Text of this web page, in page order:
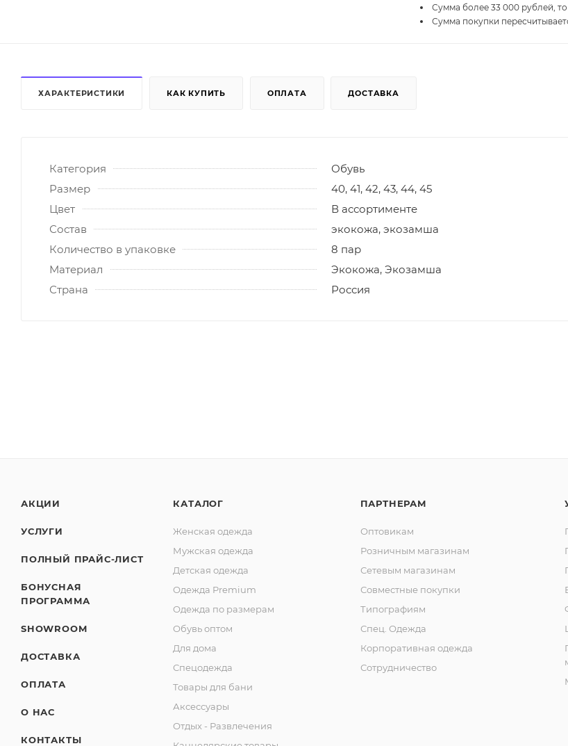
Сумма более 33 000 рублей, то
Сумма покупки
ХАРАКТЕРИСТИКИ КАК КУПИТЬ ОПЛАТА ДОСТАВКА
Категория
Обувь
Размер
40, 41, 42, 43, 44, 45
Цвет
В ассортименте
Состав
экокожа, экозамша
Количество в упаковке
8 пар
Материал
Экокожа, Экозамша
Страна
Россия
АКЦИИ
УСЛУГИ
ПОЛНЫЙ ПРАЙС-ЛИСТ
БОНУСНАЯ
ПРОГРАММА
SHOWROOM
ДОСТАВКА
ОПЛАТА
О НАС
КОНТАКТЫ
КАТАЛОГ
Женская одежда
Мужская одежда
Детская одежда
Одежда Premium
Одежда по размерам
Обувь оптом
Для дома
Спецодежда
Товары для бани
Аксессуары
Отдых - Развлечения
ПАРТНЕРАМ
Оптовикам
Розничным магазинам
Сетевым магазинам
Совместные покупки
Типографиям
Спец. Одежда
Корпоративная одежда
Сотрудничество